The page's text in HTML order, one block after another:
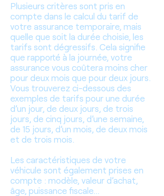
Plusieurs critères sont pris en
compte dans le calcul du tarif de
votre assurance temporaire, mais
quelle que soit la durée choisie, les
tarifs sont dégressifs. Cela signifie
que rapporté à la journée, votre
assurance vous coûtera moins cher
pour deux mois que pour deux jours.
Vous trouverez ci-dessous des
exemples de tarifs pour une durée
d’un jour, de deux jours, de trois
jours, de cinq jours, d’une semaine,
de 15 jours, d’un mois, de deux mois
et de trois mois.
Les caractéristiques de votre
véhicule sont également prises en
compte : modèle, valeur d’achat,
âge, puissance fiscale…